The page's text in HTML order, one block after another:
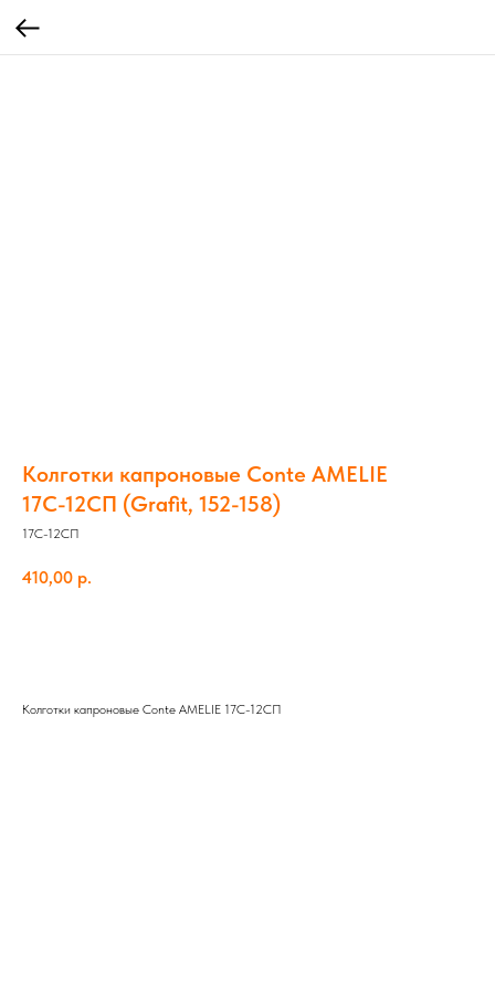
Колготки капроновые Conte AMELIE
17С-12СП (Grafit, 152-158)
17С-12СП
410,00 р.
Колготки капроновые Conte AMELIE 17С-12СП